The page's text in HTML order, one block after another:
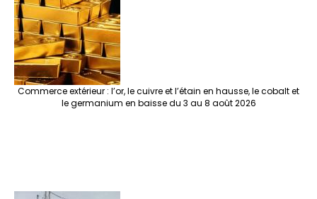
Commerce extérieur : l’or, le cuivre et l’étain en hausse, le cobalt et
le germanium en baisse du 3 au 8 août 2026